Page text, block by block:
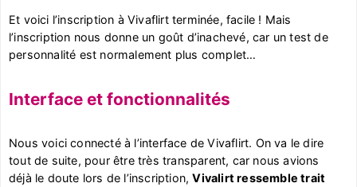
Et voici l’inscription à Vivaflirt terminée, facile ! Mais
l’inscription nous donne un goût d’inachevé, car un test de
personnalité est normalement plus complet…
Interface et fonctionnalités
Nous voici connecté à l’interface de Vivaflirt. On va le dire
tout de suite, pour être très transparent, car nous avions
déjà le doute lors de l’inscription,Vivalirt ressemble trait